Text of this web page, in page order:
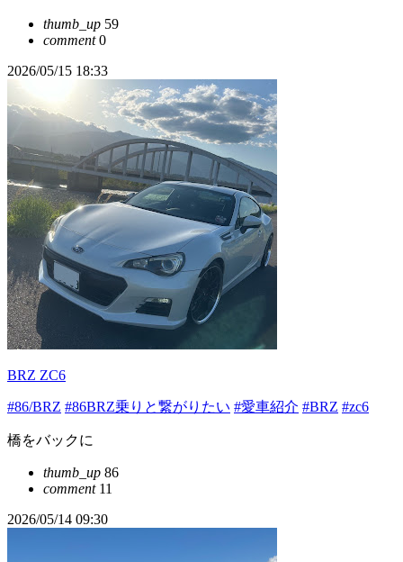
thumb_up 59
comment0
2026/05/15 18:33
BRZ ZC6
#86/BRZ #86BRZ乗りと繋がりたい #愛車紹介 #BRZ #zc6
橋をバックに
thumb_up 86
comment11
2026/05/14 09:30